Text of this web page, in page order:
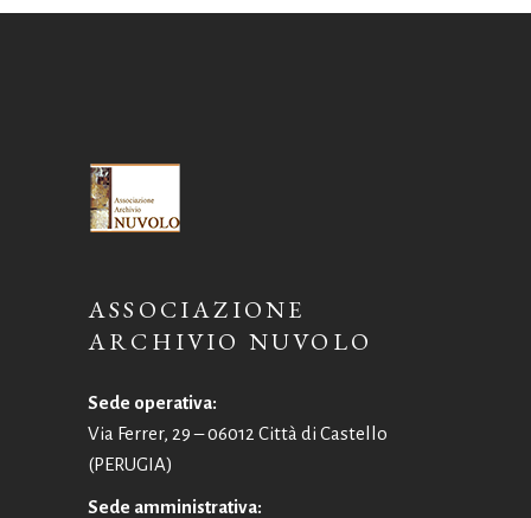
ASSOCIAZIONE
ARCHIVIO NUVOLO
Sede operativa:
Via Ferrer, 29 – 06012 Città di Castello
(PERUGIA)
Sede amministrativa: